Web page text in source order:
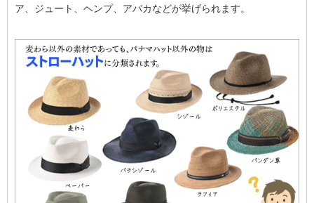
ア、ジュート、ヘンプ、アバカなどが挙げられます。